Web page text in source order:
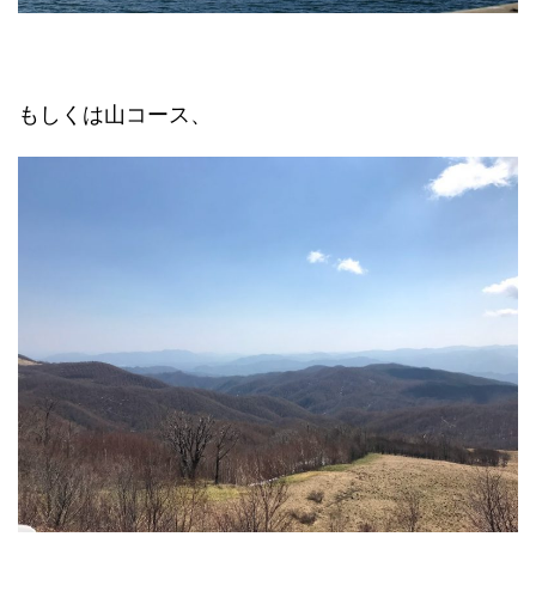
もしくは山コース、